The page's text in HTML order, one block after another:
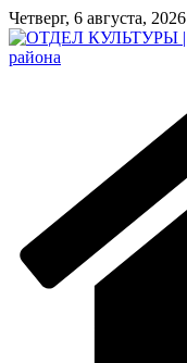
Перейти
к
содержимому
Четверг, 6 августа, 2026